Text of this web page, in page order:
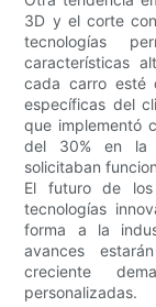
3D y el corte
tecnologías
características
cada carro esté
específicas del
que implementó
del 30% en la
solicitaban
El futuro de los
tecnologías
forma a la
avances
creciente
personalizadas.